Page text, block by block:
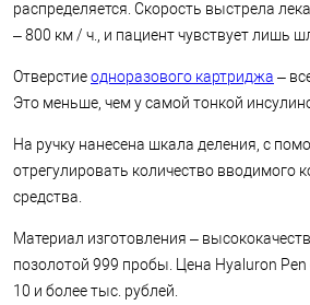
распределяется. Скорость выстрела
– 800 км / ч., и пациент чувствует лишь
Отверстиеодноразового картриджа –
Это меньше, чем у самой тонкой
На ручку нанесена шкала деления, с
отрегулировать количество вводимого
средства.
Материал изготовления –
позолотой 999 пробы. Цена Hyaluron
10 и более тыс. рублей.